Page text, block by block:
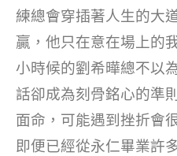
練總會穿插著人生的大
贏，他只在意在場上的
小時候的劉希曄總不以
話卻成為刻骨銘心的準
面命，可能遇到挫折會
即便已經從永仁畢業許